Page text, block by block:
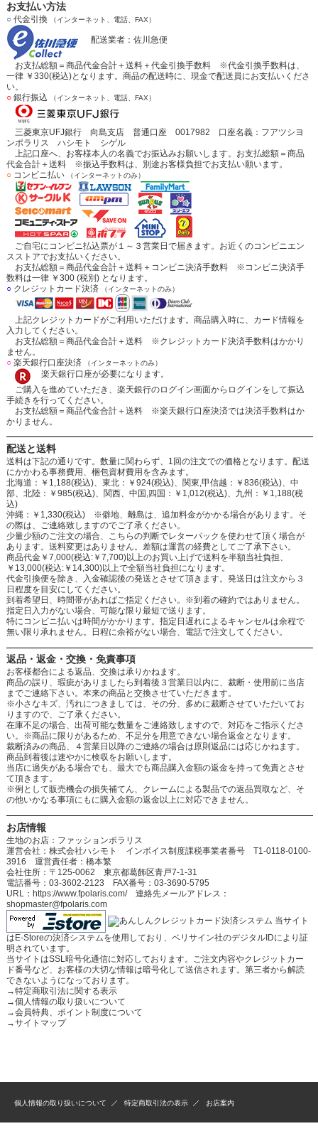
お支払い方法
○代金引換 （インターネット、電話、FAX）
配送業者：佐川急便
お支払総額＝商品代金合計＋送料＋代金引換手数料 ※代金引換手数料は、
一律 ￥330(税込)となります。商品の配送時に、現金で配送員にお支払いくださ
い。
○銀行振込 （インターネット、電話、FAX）
三菱東京UFJ銀行 向島支店 普通口座 0017982 口座名義：フアツシヨ
ンポラリス ハシモト シゲル
上記口座へ、お客様本人の名義でお振込みお願いします。お支払総額＝商品
代金合計＋送料 ※振込手数料は、別途お客様負担でお支払い願います。
○コンビニ払い （インターネットのみ）
ご自宅にコンビニ払込票が１～３営業日で届きます。お近くのコンビニエン
スストアでお支払いください。
お支払総額＝商品代金合計＋送料＋コンビニ決済手数料 ※コンビニ決済手
数料は一律 ￥300 (税別) となります。
○クレジットカード決済 （インターネットのみ）
上記クレジットカードがご利用いただけます。商品購入時に、カード情報を
入力してください。
お支払総額＝商品代金合計＋送料 ※クレジットカード決済手数料はかかり
ません。
○楽天銀行口座決済 （インターネットのみ）
楽天銀行口座が必要になります。
ご購入を進めていただき、楽天銀行のログイン画面からログインをして振込
手続きを行ってください。
お支払総額＝商品代金合計＋送料 ※楽天銀行口座決済では決済手数料はか
かりません。
配送と送料
送料は下記の通りです。数量に関わらず、1回の注文での価格となります。配送
にかかわる事務費用、梱包資材費用を含みます。
北海道：￥1,188(税込)、東北：￥924(税込)、関東,甲信越：￥836(税込)、中
部、北陸：￥985(税込)、関西、中国,四国：￥1,012(税込)、九州：￥1,188(税
込)
沖縄：￥1,330(税込) ※僻地、離島は、追加料金がかかる場合があります。そ
の際は、ご連絡致しますのでご了承ください。
少量少額のご注文の場合、こちらの判断でレターパックを使わせて頂く場合が
あります。送料変更はありません。差額は運営の経費としてご了承下さい。
商品代金￥7,000(税込:￥7,700)以上のお買い上げで送料を半額当社負担、
￥13,000(税込:￥14,300)以上で全額当社負担になります。
代金引換便を除き、入金確認後の発送とさせて頂きます。発送日は注文から３
日程度を目安にしてください。
到着希望日、時間帯があればご指定ください。※到着の確約ではありません。
指定日入力がない場合、可能な限り最短で送ります。
特にコンビニ払いは時間がかかります。指定日遅れによるキャンセルは余程で
無い限り承れません。日程に余裕がない場合、電話で注文してください。
返品・返金・交換・免責事項
お客様都合による返品、交換は承りかねます。
商品の誤り、瑕疵がありましたら到着後３営業日以内に、裁断・使用前に当店
までご連絡下さい。本来の商品と交換させていただきます。
※小さなキズ、汚れにつきましては、その分、多めに裁断させていただいてお
りますので、ご了承ください。
在庫不足の場合、出荷可能な数量をご連絡致しますので、対応をご指示くださ
い。※商品に限りがあるため、不足分を用意できない場合返金となります。
裁断済みの商品、４営業日以降のご連絡の場合は原則返品には応じかねます。
商品到着後は速やかに検収をお願いします。
当店に過失がある場合でも、最大でも商品購入金額の返金を持って免責とさせ
て頂きます。
※例として販売機会の損失補てん、クレームによる製品での返品買取など、そ
の他いかなる事項にもに購入金額の返金以上に対応できません。
お店情報
生地のお店：ファッションポラリス
運営会社：株式会社ハシモト インボイス制度課税事業者番号 T1-0118-0100-
3916 運営責任者：橋本繁
会社住所：〒125-0062 東京都葛飾区青戸7-1-31
電話番号：03-3602-2123 FAX番号：03-3690-5795
URL：https://www.fpolaris.com/ 連絡先メールアドレス：
shopmaster@fpolaris.com
当サイト
はE-Storeの決済システムを使用しており、ベリサイン社のデジタルIDにより証
明されています。
当サイトはSSL暗号化通信に対応しております。ご注文内容やクレジットカー
ド番号など、お客様の大切な情報は暗号化して送信されます。第三者から解読
できないようになっております。
→特定商取引法に関する表示
→個人情報の取り扱いについて
→会員特典、ポイント制度について
→サイトマップ
個人情報の取り扱いについて 特定商取引法の表示 お店案内